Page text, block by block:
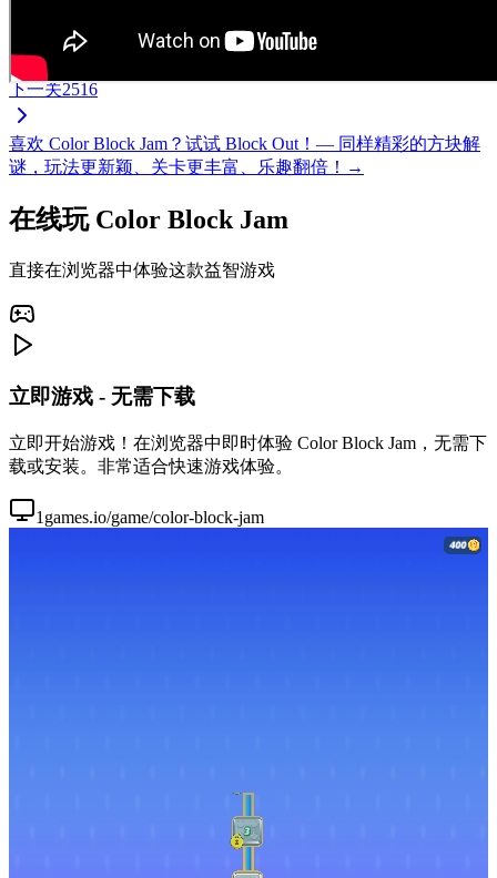
下一关2516
喜欢 Color Block Jam？试试 Block Out！— 同样精彩的方块解
谜，玩法更新颖、关卡更丰富、乐趣翻倍！→
在线玩 Color Block Jam
直接在浏览器中体验这款益智游戏
立即游戏 - 无需下载
立即开始游戏！在浏览器中即时体验 Color Block Jam，无需下
载或安装。非常适合快速游戏体验。
1games.io/game/color-block-jam